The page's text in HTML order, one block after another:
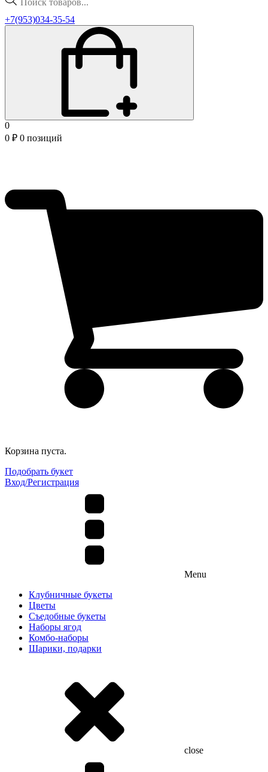
товаров
+7(953)034-35-54
0
0 ₽ 0 позиций
Корзина пуста.
Подобрать букет
Вход/Регистрация
Menu
Клубничные букеты
Цветы
Съедобные букеты
Наборы ягод
Комбо-наборы
Шарики, подарки
close